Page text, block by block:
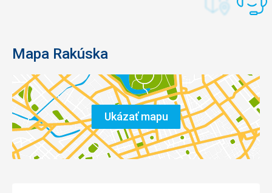
Mapa Rakúska
Ukázať mapu